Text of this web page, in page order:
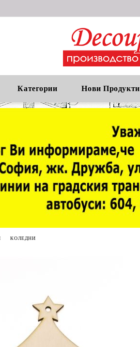
Категории Нови Продукти
КОЛЕДНИ